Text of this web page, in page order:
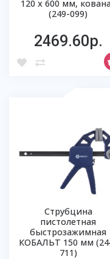
120 х 600 мм,
(249-099)
2469.60р.
Струбцина
пистолетная
быстрозажимная
КОБАЛЬТ 150 мм
711)